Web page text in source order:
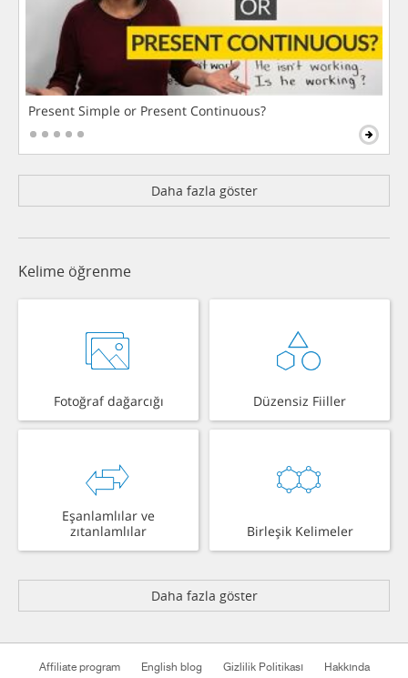
Present Simple or Present Continuous?
Daha fazla göster
Kelime öğrenme
Fotoğraf dağarcığı Düzensiz Fiiller
Eşanlamlılar ve
zıtanlamlılar
Birleşik Kelimeler
Daha fazla göster
Affiliate program English blog Gizlilik Politikası Hakkında